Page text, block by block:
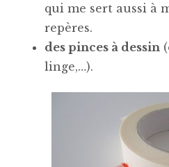
qui me sert aussi à
repères.
des pinces à dessin
linge,…).